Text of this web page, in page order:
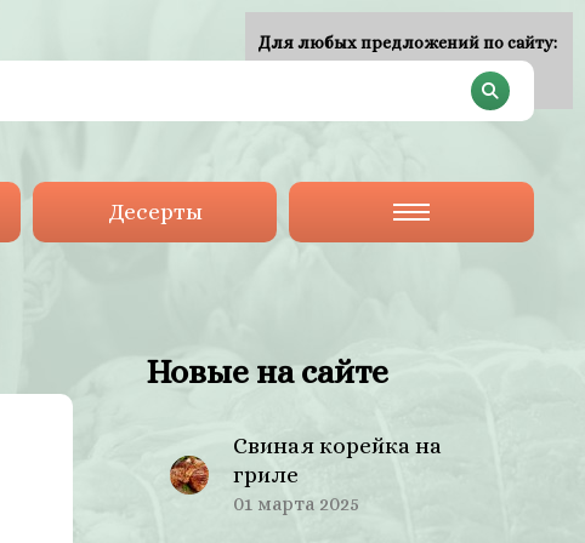
Десерты
Новые на сайте
Свиная корейка на
гриле
01 марта 2025
Для любых предложений по сайту: